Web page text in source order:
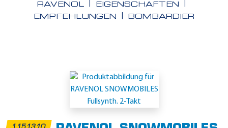
RAVENOL
EIGENSCHAFTEN
EMPFEHLUNGEN
BOMBARDIER
s